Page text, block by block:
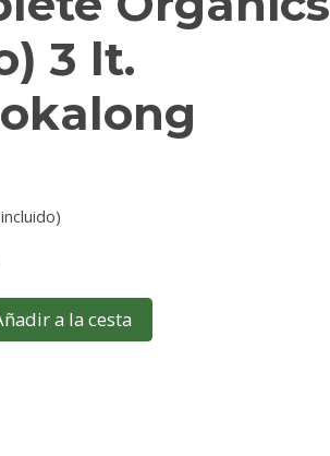
3 lt.
a la cesta